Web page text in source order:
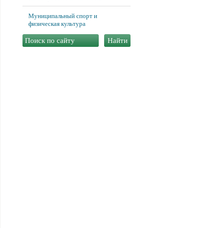
Муниципальный спорт и
физическая культура